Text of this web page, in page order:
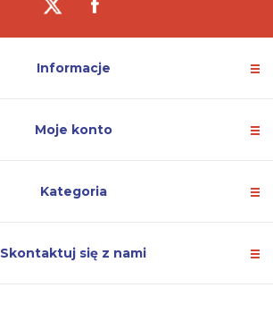
Informacje
Moje konto
Kategoria
Skontaktuj się z nami